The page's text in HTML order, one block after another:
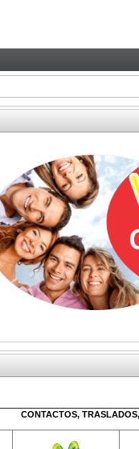
CONTACTOS,